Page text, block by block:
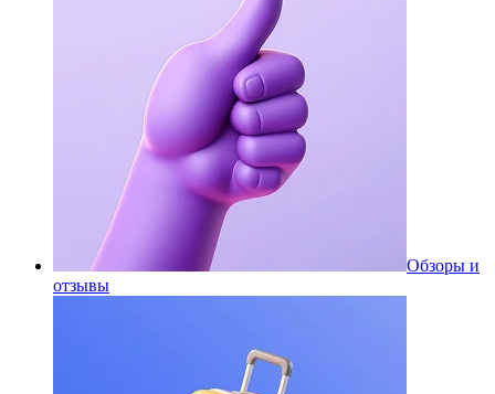
Обзоры и
отзывы